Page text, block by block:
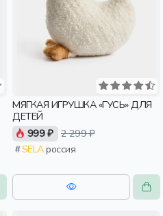
МЯГКАЯ ИГРУШКА «ГУСЬ» ДЛЯ
ДЕТЕЙ
999 ₽ 2 299 ₽
SELAроссия